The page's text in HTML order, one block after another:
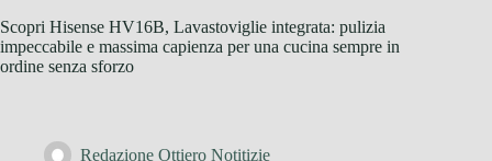
Scopri Hisense HV16B, Lavastoviglie integrata: pulizia
impeccabile e massima capienza per una cucina sempre in
ordine senza sforzo
Redazione Ottiero Notitizie